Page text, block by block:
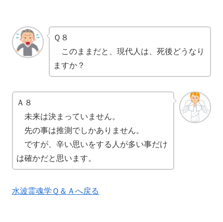
Ｑ８
このままだと、現代人は、死後どうなり
ますか？
Ａ８
未来は決まっていません。
先の事は推測でしかありません。
ですが、辛い思いをする人が多い事だけ
は確かだと思います。
水波霊魂学Ｑ＆Ａへ戻る